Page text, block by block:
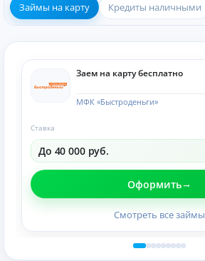
Займы на карту Кредиты наличными
Заем на карту бесплатно
МФК «Быстроденьги»
Ставка
До 40 000 руб.
Оформить
Смотреть все займы